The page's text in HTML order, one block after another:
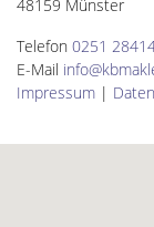
E-Mail
Impressum|